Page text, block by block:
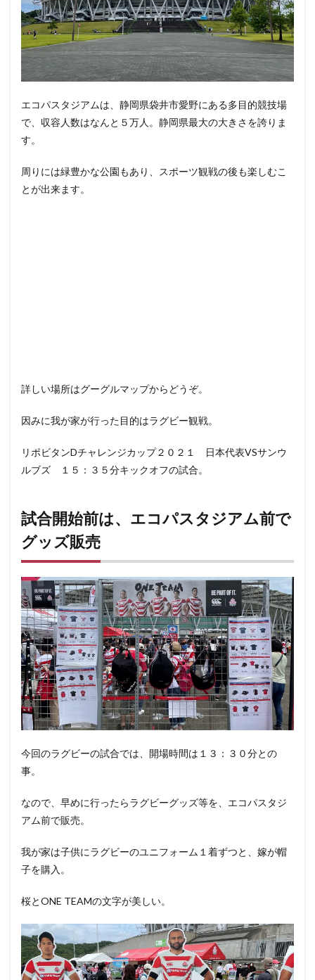
エコパスタジアムは、静岡県袋井市愛野にある多目的競技場
で、収容人数はなんと５万人。静岡県最大の大きさを誇りま
す。
周りには緑豊かな公園もあり、スポーツ観戦の後も楽しむこ
とが出来ます。
詳しい場所はグーグルマップからどうぞ。
因みに我が家が行った目的はラグビー観戦。
リポビタンDチャレンジカップ２０２１ 日本代表VSサンウ
ルブズ １５：３５分キックオフの試合。
試合開始前は、エコパスタジアム前で
グッズ販売
今回のラグビーの試合では、開場時間は１３：３０分との
事。
なので、早めに行ったらラグビーグッズ等を、エコパスタジ
アム前で販売。
我が家は子供にラグビーのユニフォーム１着ずつと、嫁が帽
子を購入。
桜とONE TEAMの文字が美しい。